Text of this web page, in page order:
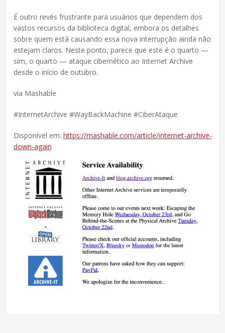
É outro revés frustrante para usuários que dependem dos
vastos recursos da biblioteca digital, embora os detalhes
sobre quem está causando essa nova interrupção ainda não
estejam claros. Neste ponto, parece que este é o quarto —
sim, o quarto — ataque cibernético ao Internet Archive
desde o início de outubro.
via Mashable
#InternetArchive #WayBackMachine #CiberAtaque
Disponível em: https://mashable.com/article/internet-archive-
down-again